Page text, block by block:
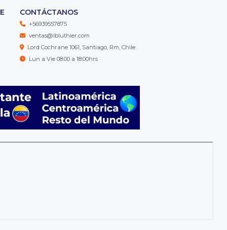
CONTÁCTANOS
+56939557875
ventas@lbluthier.com
Lord Cochrane 1061, Santiago, Rm, Chile
Lun a Vie 08:00 a 18:00hrs